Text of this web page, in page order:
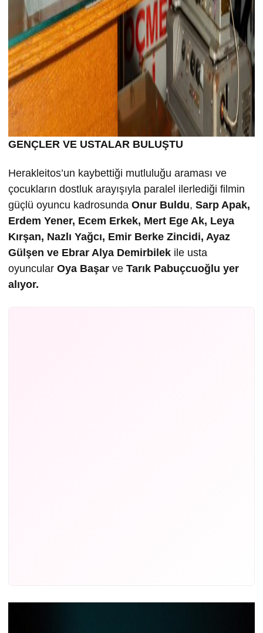
GENÇLER VE USTALAR BULUŞTU
Herakleitos’un kaybettiği mutluluğu araması ve
çocukların dostluk arayışıyla paralel ilerlediği filmin
güçlü oyuncu kadrosunda Onur Buldu, Sarp Apak,
Erdem Yener, Ecem Erkek, Mert Ege Ak, Leya
Kırşan, Nazlı Yağcı, Emir Berke Zincidi, Ayaz
Gülşen ve Ebrar Alya Demirbilek ile usta
oyuncular Oya Başar ve Tarık Pabuçcuoğlu yer
alıyor.